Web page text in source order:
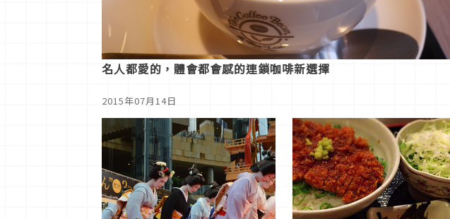
名人都愛的，體會都會感的連鎖咖啡新選擇
2015年07月14日